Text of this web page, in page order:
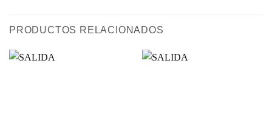
PRODUCTOS RELACIONADOS